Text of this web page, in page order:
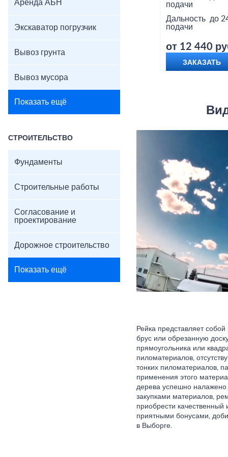
Аренда АБН
Экскаватор погрузчик
Вывоз грунта
Вывоз мусора
Показать ещё
СТРОИТЕЛЬСТВО
Фундаменты
Строительные работы
Согласование и
проектирование
Дорожное строительство
Показать ещё
подачи
Дальность
подачи
до
от 12 440
ЗАКАЗАТЬ
Рейка представляет
брус или обрезанную
прямоугольника или
пиломатериалов,
тонких пиломатериалов,
применения этого
дерева успешно налажено
закупками материалов,
приобрести качественный
приятными бонусами,
в Выборге.